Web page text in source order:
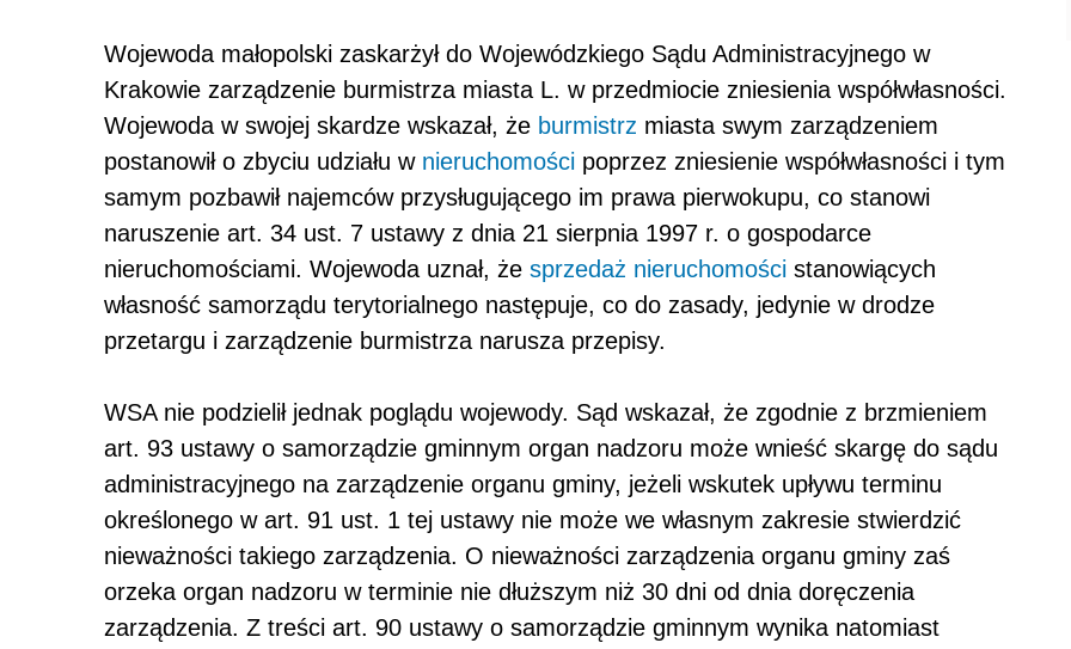
Wojewoda małopolski zaskarżył do Wojewódzkiego Sądu Administracyjnego w
Krakowie zarządzenie burmistrza miasta L. w przedmiocie zniesienia współwłasności.
Wojewoda w swojej skardze wskazał, że burmistrz miasta swym zarządzeniem
postanowił o zbyciu udziału w nieruchomości poprzez zniesienie współwłasności i tym
samym pozbawił najemców przysługującego im prawa pierwokupu, co stanowi
naruszenie art. 34 ust. 7 ustawy z dnia 21 sierpnia 1997 r. o gospodarce
nieruchomościami. Wojewoda uznał, że sprzedaż nieruchomości stanowiących
własność samorządu terytorialnego następuje, co do zasady, jedynie w drodze
przetargu i zarządzenie burmistrza narusza przepisy.
WSA nie podzielił jednak poglądu wojewody. Sąd wskazał, że zgodnie z brzmieniem
art. 93 ustawy o samorządzie gminnym organ nadzoru może wnieść skargę do sądu
administracyjnego na zarządzenie organu gminy, jeżeli wskutek upływu terminu
określonego w art. 91 ust. 1 tej ustawy nie może we własnym zakresie stwierdzić
nieważności takiego zarządzenia. O nieważności zarządzenia organu gminy zaś
orzeka organ nadzoru w terminie nie dłuższym niż 30 dni od dnia doręczenia
zarządzenia. Z treści art. 90 ustawy o samorządzie gminnym wynika natomiast